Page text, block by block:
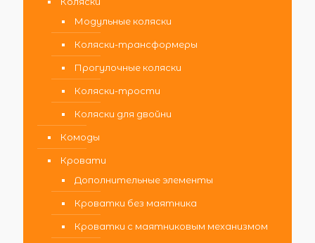
Модульные коляски
Коляски-трансформеры
Прогулочные коляски
Коляски-трости
Коляски для двойни
Комоды
Кровати
Дополнительные элементы
Кроватки без маятника
Кроватки с маятниковым механизмом